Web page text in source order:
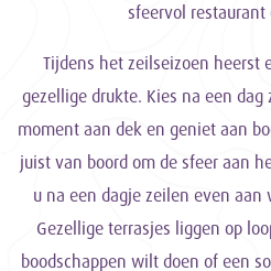
sfeervol restaurant
Tijdens het zeilseizoen heerst
gezellige drukte. Kies na een
moment aan dek en geniet aan
juist van boord om de sfeer aan
u na een dagje zeilen even aan
Gezellige terrasjes liggen op
boodschappen wilt doen of een